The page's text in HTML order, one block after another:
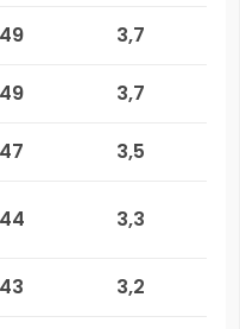
49 3,7
49 3,7
47
3,5
44 3,3
43 3,2